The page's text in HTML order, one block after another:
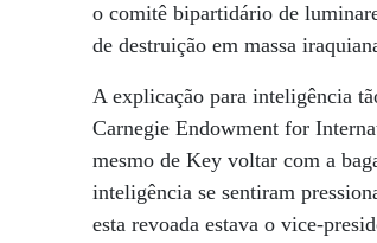
o comitê bipartidário de
de destruição em massa
A explicação para inteligência
Carnegie Endowment for
mesmo de Key voltar com a
inteligência se sentiram
esta revoada estava o vice-